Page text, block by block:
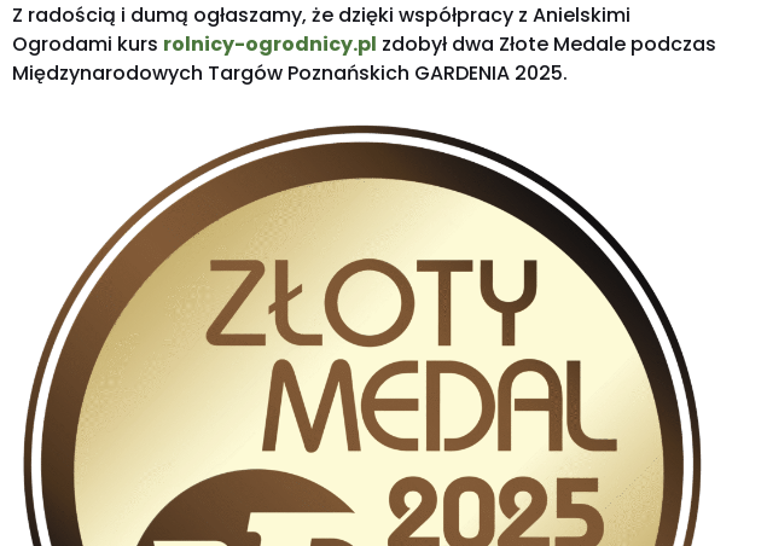
Z radością i dumą ogłaszamy, że dzięki współpracy z Anielskimi
Ogrodami kurs rolnicy-ogrodnicy.pl zdobył dwa Złote Medale podczas
Międzynarodowych Targów Poznańskich GARDENIA 2025.